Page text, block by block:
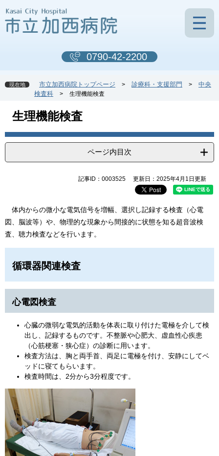
ー
ジ
。
ニ
ュ
て
0790-42-2200
現在地 市立加西病院トップページ > 診療科・支援部門 >
中央
検査科
> 生理機能検査
生理機能検査
ページ内目次
記事ID：0003525 更新日：2025年4月1日更新
体内からの微小な電気信号を増幅、選択し記録する検査（心電
図、脳波等）や、物理的な現象から間接的に状態を知る超音波検
査、聴力検査などを行います。
循環器関連検査
心電図検査
心臓の微弱な電気的活動を体表に取り付けた電極を介して検
出し、記録するものです。不整脈や心肥大、虚血性心疾患
（心筋梗塞・狭心症）の診断に用います。
検査方法は、胸と両手首、両足に電極を付け、安静にしてベ
ッドに寝てもらいます。
検査時間は、2分から3分程度です。